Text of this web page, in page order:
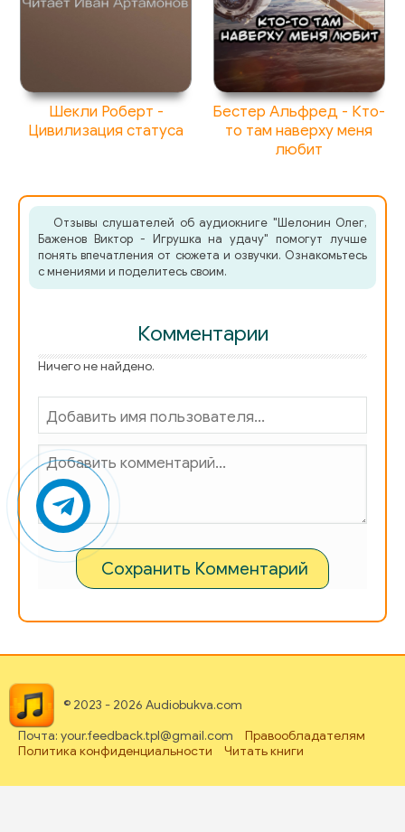
Шекли Роберт -
Цивилизация статуса
Бестер Альфред - Кто-
то там наверху меня
любит
Отзывы слушателей об аудиокниге "Шелонин Олег,
Баженов Виктор - Игрушка на удачу" помогут лучше
понять впечатления от сюжета и озвучки. Ознакомьтесь
с мнениями и поделитесь своим.
Комментарии
Ничего не найдено.
Сохранить Комментарий
© 2023 - 2026 Audiobukva.com
Почта: your.feedback.tpl@gmail.com
Правообладателям
Политика конфиденциальности
Читать книги